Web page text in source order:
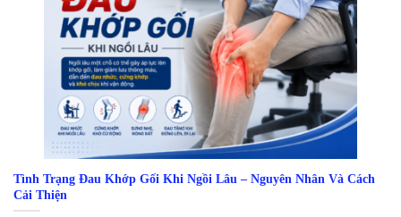
Tình Trạng Đau Khớp Gối Khi Ngồi Lâu – Nguyên Nhân Và Cách
Cải Thiện